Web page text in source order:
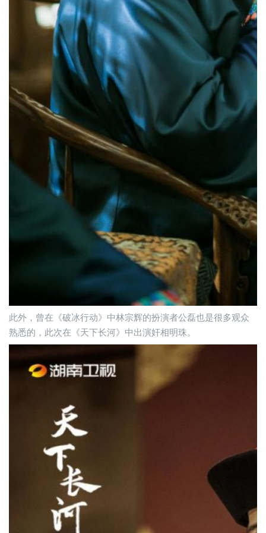
此外，曾在《破冰行动》中林宗辉的扮演者公磊也是很多观众
熟悉的，此次在《天下长河》中出演奸相明珠。